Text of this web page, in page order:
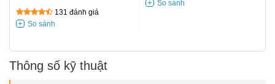
131 đánh giá
Thông số kỹ thuật